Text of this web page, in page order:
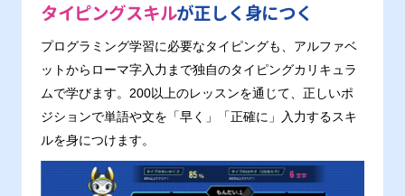
タイピングスキルが正しく身につく
プログラミング学習に必要なタイピングも、アルファベ
ットからローマ字入力まで独自のタイピングカリキュラ
ムで学びます。200以上のレッスンを通じて、正しいポ
ジションで単語や文を「早く」「正確に」入力するスキ
ルを身につけます。